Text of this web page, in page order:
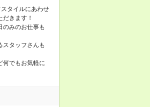
タイルにあわせ
きます！
のみのお仕事も
スタッフさんも
何でもお気軽に